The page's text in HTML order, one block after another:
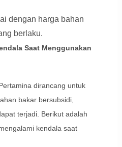
dengan harga bahan
berlaku.
Saat Menggunakan
dirancang untuk
bakar bersubsidi,
terjadi. Berikut adalah
kendala saat